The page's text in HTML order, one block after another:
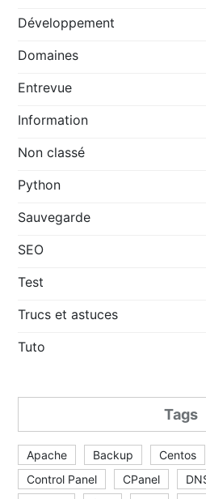
Développement
Domaines
Entrevue
Information
Non classé
Python
Sauvegarde
SEO
Test
Trucs et astuces
Tuto
Tags
Apache Backup Centos
Control Panel
CPanel